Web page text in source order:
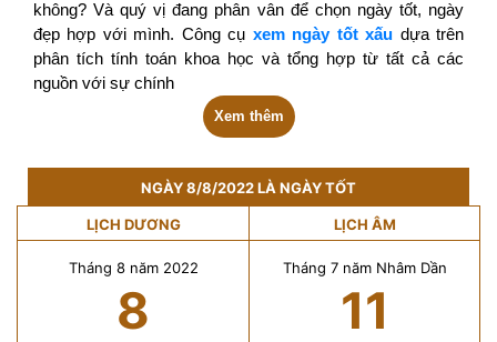
không? Và quý vị đang phân vân để chọn ngày tốt, ngày
đẹp hợp với mình. Công cụ xem ngày tốt xấu dựa trên
phân tích tính toán khoa học và tổng hợp từ tất cả các
nguồn với sự chính
Xem thêm
NGÀY 8/8/2022 LÀ NGÀY TỐT
LỊCH DƯƠNG LỊCH ÂM
Tháng 8 năm 2022
8
Tháng 7 năm Nhâm Dần
11